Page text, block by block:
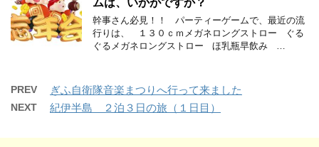
幹事さん必見！！ パーティーゲームで、最近の流
行りは、 １３０ｃｍメガネロングストロー ぐる
ぐるメガネロングストロー ほ乳瓶早飲み …
PREV ぎふ自衛隊音楽まつりへ行って来ました
NEXT 紀伊半島 ２泊３日の旅（１日目）